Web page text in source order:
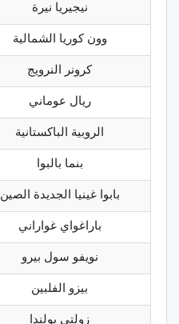
نيجيريا نيرة
وون كوريا الشمالية
كرونر النرويج
ريال عوماني
الروبية الباكستانية
بنما بالبوا
بابوا غينيا الجديدة الصين
باراغواي غواراني
نويفو سول بيرو
بيزو الفلبين
زولتي بولندا